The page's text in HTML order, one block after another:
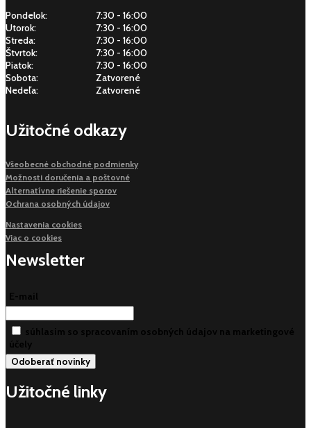
Pondelok:
7:30 - 16:00
Utorok:
7:30 - 16:00
Streda:
7:30 - 16:00
Štvrtok:
7:30 - 16:00
Piatok:
7:30 - 16:00
Sobota:
Zatvorené
Nedeľa:
Zatvorené
Užitočné odkazy
Všeobecné obchodné podmienky
Možnosti doručenia a poštovné
Alternatívne riešenie sporov
Ochrana osobných údajov
Nastavenia cookies
Viac o cookies
Newsletter
E-mail
súhlasim so spracovaním osobných údajov na marketingové
účely
Užitočné linky